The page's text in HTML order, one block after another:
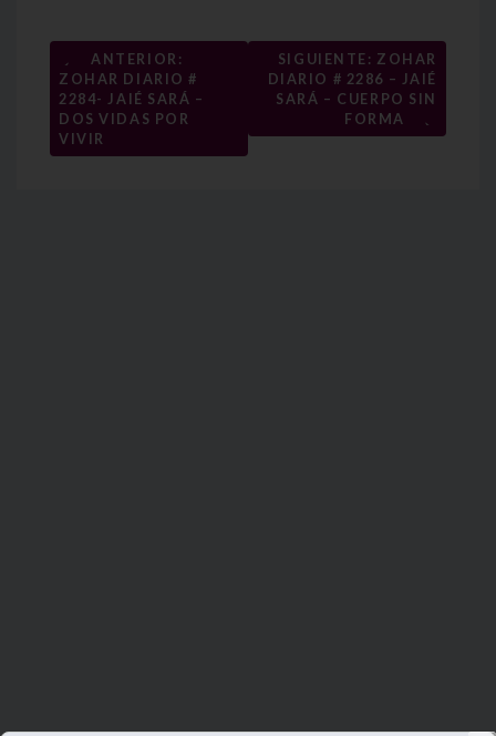
Navegación
de
entradas
←
ANTERIOR:
ZOHAR DIARIO #
2284- JAIÉ SARÁ –
DOS VIDAS POR
VIVIR
SIGUIENTE: ZOHAR
DIARIO # 2286 – JAIÉ
SARÁ – CUERPO SIN
FORMA
→